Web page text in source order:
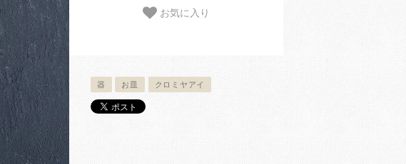
お気に入り
器 お皿 クロミヤアイ